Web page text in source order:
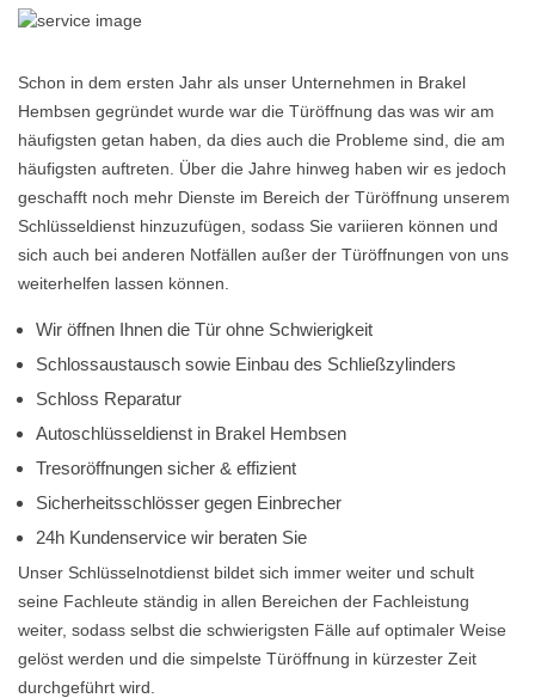
Schon in dem ersten Jahr als unser Unternehmen in Brakel
Hembsen gegründet wurde war die Türöffnung das was wir am
häufigsten getan haben, da dies auch die Probleme sind, die am
häufigsten auftreten. Über die Jahre hinweg haben wir es jedoch
geschafft noch mehr Dienste im Bereich der Türöffnung unserem
Schlüsseldienst hinzuzufügen, sodass Sie variieren können und
sich auch bei anderen Notfällen außer der Türöffnungen von uns
weiterhelfen lassen können.
Wir öffnen Ihnen die Tür ohne Schwierigkeit
Schlossaustausch sowie Einbau des Schließzylinders
Schloss Reparatur
Autoschlüsseldienst in Brakel Hembsen
Tresoröffnungen sicher & effizient
Sicherheitsschlösser gegen Einbrecher
24h Kundenservice wir beraten Sie
Unser Schlüsselnotdienst bildet sich immer weiter und schult
seine Fachleute ständig in allen Bereichen der Fachleistung
weiter, sodass selbst die schwierigsten Fälle auf optimaler Weise
gelöst werden und die simpelste Türöffnung in kürzester Zeit
durchgeführt wird.